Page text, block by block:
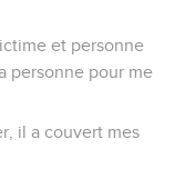
et personne
personne pour me
il a couvert mes